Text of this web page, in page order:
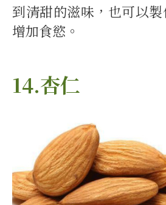
到清甜的滋味，也可以
增加食慾。
14.杏仁